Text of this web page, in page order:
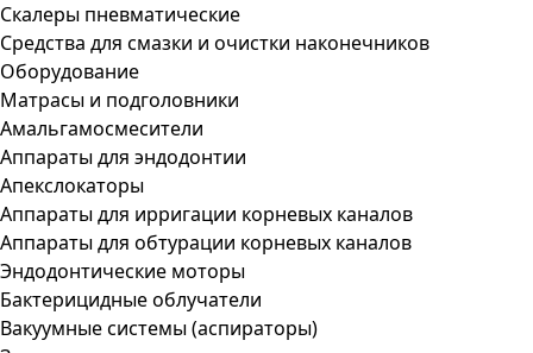
Скалеры пневматические
Средства для смазки и очистки наконечников
Оборудование
Матрасы и подголовники
Амальгамосмесители
Аппараты для эндодонтии
Апекслокаторы
Аппараты для ирригации корневых каналов
Аппараты для обтурации корневых каналов
Эндодонтические моторы
Бактерицидные облучатели
Вакуумные системы (аспираторы)